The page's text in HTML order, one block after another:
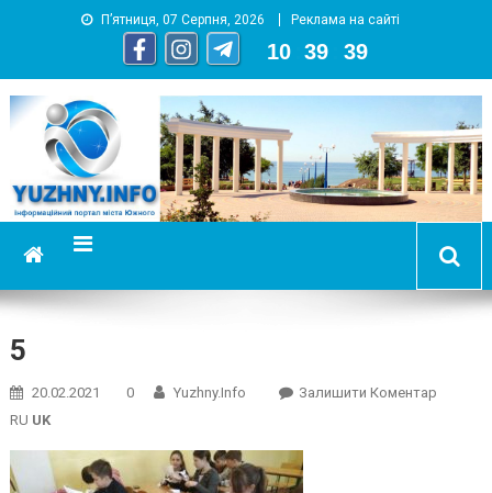
П’ятниця, 07 Серпня, 2026 Реклама на сайті
10 39 40
YUZHNY.INFO
информационный портал города Южный
5
20.02.2021 0 Yuzhny.info Залишити КоментарOn
RU UK